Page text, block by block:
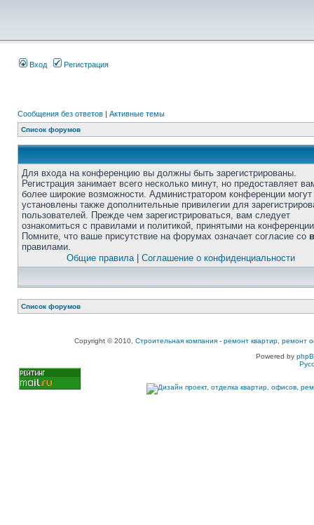
Вход Регистрация
Сообщения без ответов | Активные темы
Список форумов
Для входа на конференцию вы должны быть зарегистрированы.
Регистрация занимает всего несколько минут, но предоставляет
более широкие возможности. Администратором конференции
установлены также дополнительные привилегии для
пользователей. Прежде чем зарегистрироваться, вам следует
ознакомиться с правилами и политикой, принятыми на
Помните, что ваше присутствие на форумах означает согласие со
правилами.
Общие правила| Соглашение о конфиденциальности
Список форумов
Copyright © 2010, Строительная компания - ремонт квартир, ремонт
Powered by